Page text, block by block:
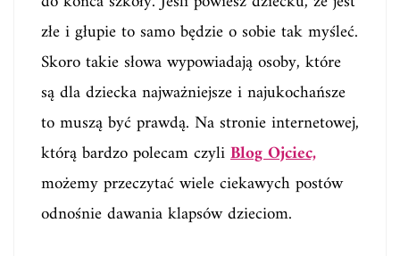
złe i głupie to samo będzie o sobie tak myśleć.
Skoro takie słowa wypowiadają osoby, które
są dla dziecka najważniejsze i najukochańsze
to muszą być prawdą. Na stronie internetowej,
którą bardzo polecam czyliBlog Ojciec,
możemy przeczytać wiele ciekawych postów
odnośnie dawania klapsów dzieciom.